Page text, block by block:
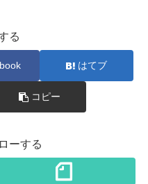
る
はてブ
コピー
ーする